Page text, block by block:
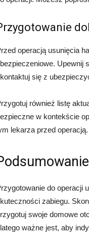
operacją usunięcia
Upewnij
się z
również listę
w kontekście
lekarza przed operacją.
do operacji
zabiegu.
swoje domowe
ważne jest, aby